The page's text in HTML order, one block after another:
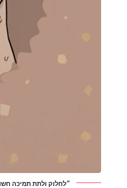
״לחלוק ולתת תמיכה